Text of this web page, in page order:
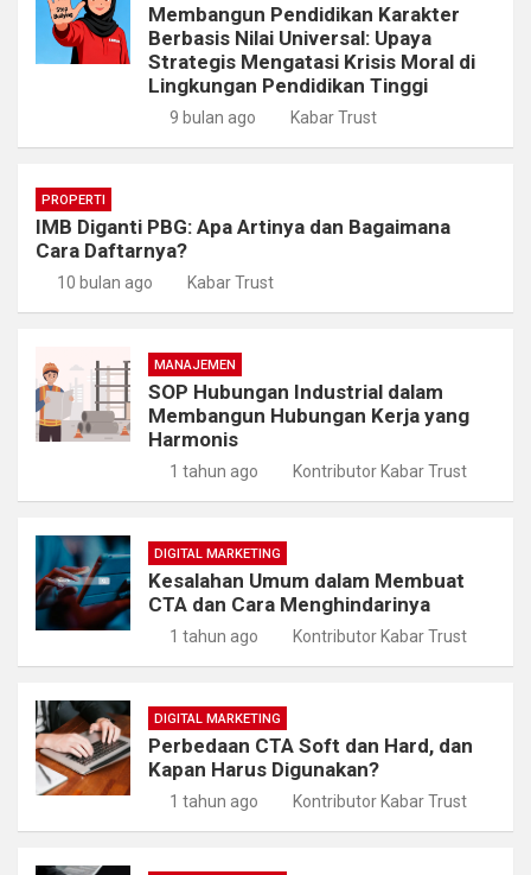
Membangun Pendidikan Karakter
Berbasis Nilai Universal: Upaya
Strategis Mengatasi Krisis Moral di
Lingkungan Pendidikan Tinggi
9 bulan ago Kabar Trust
PROPERTI
IMB Diganti PBG: Apa Artinya dan Bagaimana
Cara Daftarnya?
10 bulan ago Kabar Trust
MANAJEMEN
SOP Hubungan Industrial dalam
Membangun Hubungan Kerja yang
Harmonis
1 tahun ago Kontributor Kabar Trust
DIGITAL MARKETING
Kesalahan Umum dalam Membuat
CTA dan Cara Menghindarinya
1 tahun ago Kontributor Kabar Trust
DIGITAL MARKETING
Perbedaan CTA Soft dan Hard, dan
Kapan Harus Digunakan?
1 tahun ago Kontributor Kabar Trust